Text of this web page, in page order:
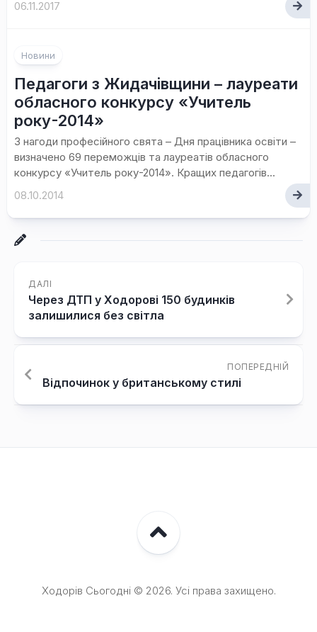
06.11.2017
Новини
Педагоги з Жидачівщини – лауреати
обласного конкурсу «Учитель
року-2014»
З нагоди професійного свята – Дня працівника освіти –
визначено 69 переможців та лауреатів обласного
конкурсу «Учитель року-2014». Кращих педагогів...
08.10.2014
ДАЛІ
Через ДТП у Ходорові 150 будинків
залишилися без світла
ПОПЕРЕДНІЙ
Відпочинок у британському стилі
Ходорів Сьогодні © 2026. Усі права захищено.